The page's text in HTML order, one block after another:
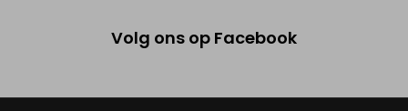
Volg ons op Facebook